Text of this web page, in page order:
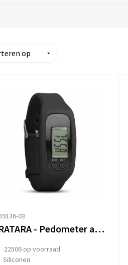
03
BRATARA - Pedometer armband
22506op voorraad
Siliconen